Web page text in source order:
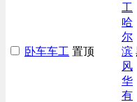
卧车车工 置顶
工
哈
尔
滨
风
华
有